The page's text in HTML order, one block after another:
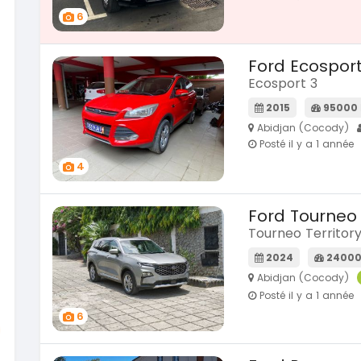
Mazda Cx-60
Cx-60 modele cx9 full option
2018
100000 Km
11 000 000FCFA
En vente
SPÉCIAL
KIA Sportage
Sportage 2.0
2023
51000 Km
18 900 000FCFA
En vente
SPÉCIAL
2021
76000
18 500
KIA
22 800
En vente
6
4
Ford Ecosport
Ecosport 3
2015
95000
Abidjan (Cocody)
Posté il y a 1 année
6
Ford Tourneo
Tourneo
2024
Abidjan (Cocody)
Posté il y a 1 année